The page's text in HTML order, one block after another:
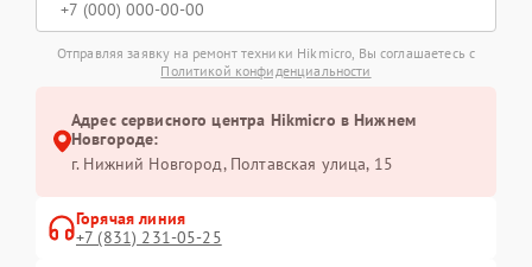
Отправляя заявку на ремонт техники Hikmicro, Вы соглашаетесь с
Политикой конфиденциальности
Адрес сервисного центра Hikmicro в Нижнем
Новгороде:
г. Нижний Новгород, Полтавская улица, 15
Горячая линия
+7 (831) 231-05-25